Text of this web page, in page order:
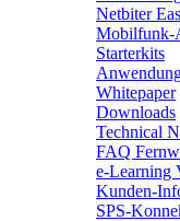
Netbiter
Mobilfunk-
Starterkits
Whitepaper
Downloads
Technical
FAQ
e-Learning
Kunden-
SPS-